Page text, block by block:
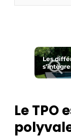
Emploi
Home
Meest
Podcasts
Privacy /
Les
Le TPO